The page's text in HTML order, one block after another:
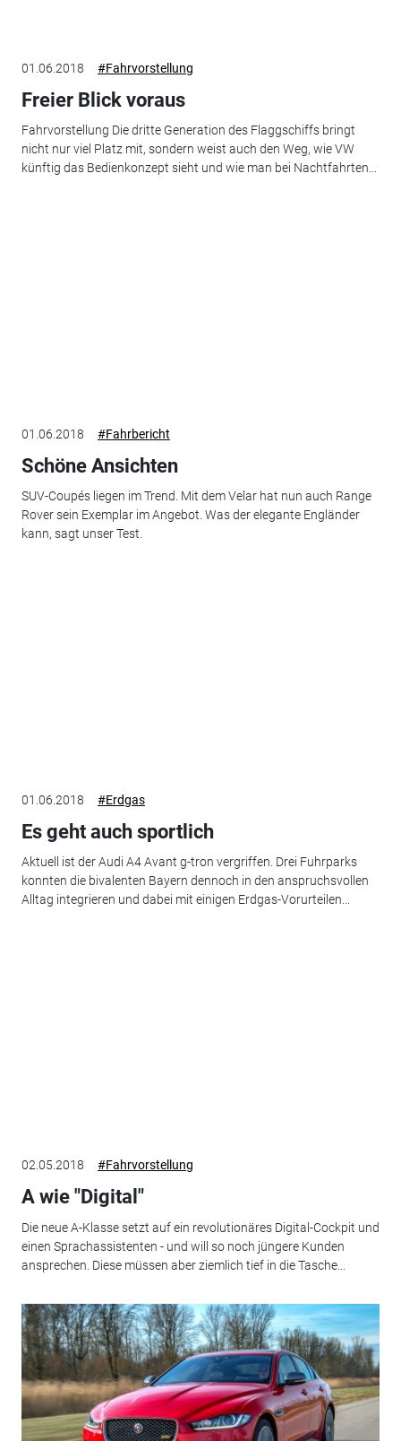
01.06.2018 #Fahrvorstellung
Freier Blick voraus
Fahrvorstellung Die dritte Generation des Flaggschiffs bringt
nicht nur viel Platz mit, sondern weist auch den Weg, wie VW
künftig das Bedienkonzept sieht und wie man bei Nachtfahrten...
01.06.2018 #Fahrbericht
Schöne Ansichten
SUV-Coupés liegen im Trend. Mit dem Velar hat nun auch Range
Rover sein Exemplar im Angebot. Was der elegante Engländer
kann, sagt unser Test.
01.06.2018 #Erdgas
Es geht auch sportlich
Aktuell ist der Audi A4 Avant g-tron vergriffen. Drei Fuhrparks
konnten die bivalenten Bayern dennoch in den anspruchsvollen
Alltag integrieren und dabei mit einigen Erdgas-Vorurteilen...
02.05.2018 #Fahrvorstellung
A wie "Digital"
Die neue A-Klasse setzt auf ein revolutionäres Digital-Cockpit und
einen Sprachassistenten - und will so noch jüngere Kunden
ansprechen. Diese müssen aber ziemlich tief in die Tasche...